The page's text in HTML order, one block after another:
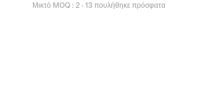
Μικτό MOQ: 2· 13 πουλήθηκε πρόσφατα